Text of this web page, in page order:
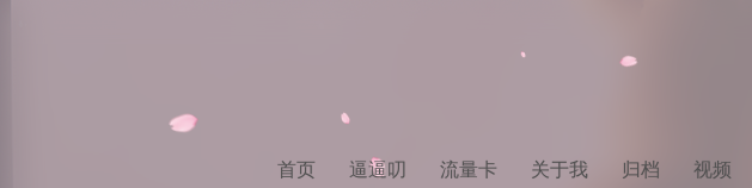
首页 逼逼叨 流量卡 关于我 归档 视频